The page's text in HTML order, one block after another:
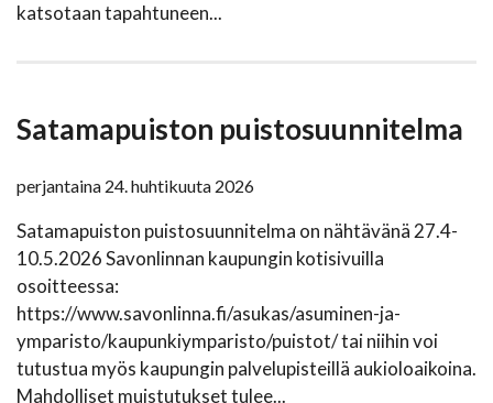
katsotaan tapahtuneen...
Satamapuiston puistosuunnitelma
perjantaina 24. huhtikuuta 2026
Satamapuiston puistosuunnitelma on nähtävänä 27.4-
10.5.2026 Savonlinnan kaupungin kotisivuilla
osoitteessa:
https://www.savonlinna.fi/asukas/asuminen-ja-
ymparisto/kaupunkiymparisto/puistot/ tai niihin voi
tutustua myös kaupungin palvelupisteillä aukioloaikoina.
Mahdolliset muistutukset tulee...